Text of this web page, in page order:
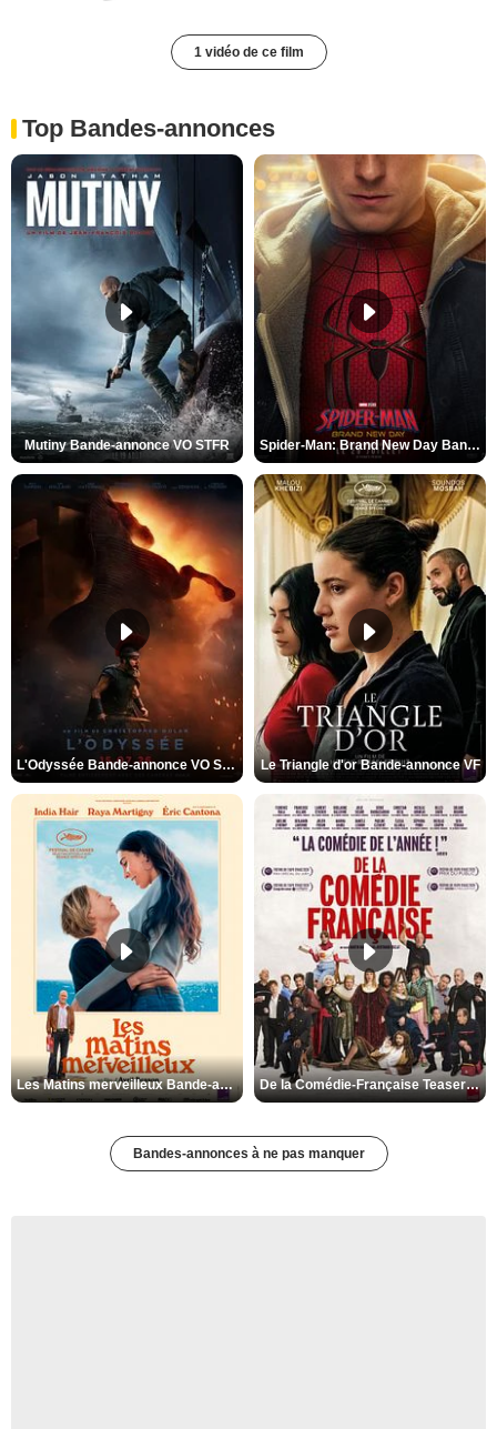
1 vidéo de ce film
Top Bandes-annonces
Mutiny Bande-annonce VO STFR Spider-Man: Brand New Day Bande-annonce VO STFR
L'Odyssée Bande-annonce VO STFR Le Triangle d'or Bande-annonce VF
Les Matins merveilleux Bande-annonce VF De la Comédie-Française Teaser VF
Bandes-annonces à ne pas manquer